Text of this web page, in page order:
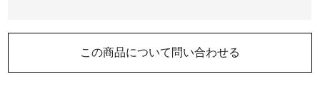
この商品について問い合わせる